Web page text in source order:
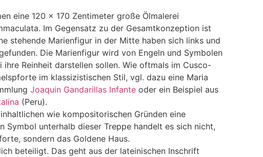
eine 120 x 170 Zentimeter große Ölmalerei
Im Gegensatz zu der Gesamtkonzeption ist
stehende Marienfigur in der Mitte haben sich links und
Die Marienfigur wird von Engeln und Symbolen
Reinheit darstellen sollen. Wie oftmals im Cusco-
im klassizistischen Stil, vgl. dazu eine Maria
Joaquin Gandarillas Infante oder ein Beispiel aus
(Peru).
wie kompositorischen Gründen eine
Symbol unterhalb dieser Treppe handelt es sich nicht,
sondern das Goldene Haus.
beteiligt. Das geht aus der lateinischen Inschrift